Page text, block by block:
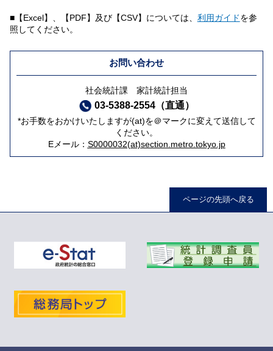
■【Excel】、【PDF】及び【CSV】については、 利用ガイドを参
照してください。
お問い合わせ
社会統計課 家計統計担当
03-5388-2554（直通）
*お手数をおかけいたしますが(at)を＠マークに変えて送信して
ください。
Eメール： S0000032(at)section.metro.tokyo.jp
ページの先頭へ戻る